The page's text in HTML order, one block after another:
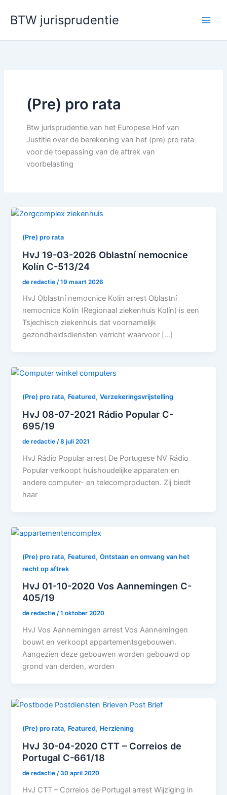
naar
inhoud
BTW jurisprudentie
(Pre) pro rata
Btw jurisprudentie van het Europese Hof van
Justitie over de berekening van het (pre) pro rata
voor de toepassing van de aftrek van
voorbelasting
(Pre) pro rata
HvJ 19-03-2026 Oblastní nemocnice
Kolín C-513/24
de redactie /19 maart 2026
HvJ Oblastní nemocnice Kolín arrest Oblastní
nemocnice Kolín (Regionaal ziekenhuis Kolín) is een
Tsjechisch ziekenhuis dat voornamelijk
gezondheidsdiensten verricht waarvoor […]
(Pre) pro rata, Featured,Verzekeringsvrijstelling
HvJ 08-07-2021 Rádio Popular C-
695/19
de redactie/8 juli 2021
HvJ Rádio Popular arrest De Portugese NV Rádio
Popular verkoopt huishoudelijke apparaten en
andere computer- en telecomproducten. Zij biedt
haar
(Pre) pro rata, Featured,Ontstaan en omvang van het
recht op aftrek
HvJ 01-10-2020 Vos Aannemingen C-
405/19
de redactie/1 oktober 2020
HvJ Vos Aannemingen arrest Vos Aannemingen
bouwt en verkoopt appartementsgebouwen.
Aangezien deze gebouwen worden gebouwd op
grond van derden, worden
(Pre) pro rata, Featured, Herziening
HvJ 30-04-2020 CTT – Correios de
Portugal C-661/18
de redactie /30 april 2020
HvJ CTT – Correios de Portugal arrest Wijziging in